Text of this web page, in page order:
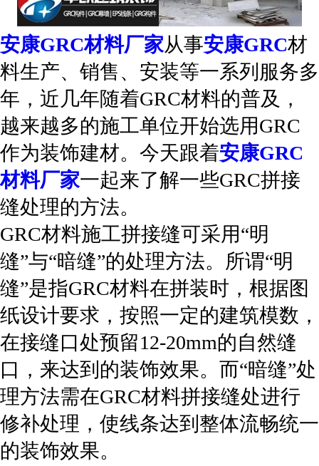
安康GRC材料厂家从事安康GRC材
料生产、销售、安装等一系列服务多
年，近几年随着GRC材料的普及，
越来越多的施工单位开始选用GRC
作为装饰建材。今天跟着安康GRC
材料厂家一起来了解一些GRC拼接
缝处理的方法。
GRC材料施工拼接缝可采用“明
缝”与“暗缝”的处理方法。所谓“明
缝”是指GRC材料在拼装时，根据图
纸设计要求，按照一定的建筑模数，
在接缝口处预留12-20mm的自然缝
口，来达到的装饰效果。而“暗缝”处
理方法需在GRC材料拼接缝处进行
修补处理，使线条达到整体流畅统一
的装饰效果。